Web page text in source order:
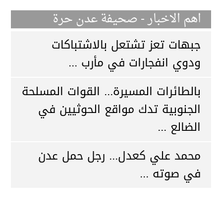
اهم الاخبار - صحيفة عدن حرة
جبهات تعز تشتعل بالاشتباكات
ودوي انفجارات في مأرب ...
بالطائرات المسيرة... القوات المسلحة
الجنوبية تدك مواقع الحوثيين في
الضالع ...
محمد علي كعدل... رجل حمل عدن
في صوته ...